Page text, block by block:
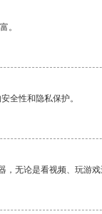
。
全性和隐私保护。
无论是看视频、玩游